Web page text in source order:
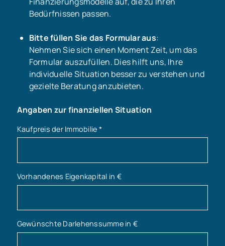
Bedürfnissen passen.
Bitte füllen Sie das Formular aus:
Nehmen Sie sich einen Moment Zeit, um das
Formular auszufüllen. Dies hilft uns, Ihre
individuelle Situation besser zu verstehen und
gezielte Beratung anzubieten.
Angaben zur finanziellen Situation
Kaufpreis der Immobilie *
Vorhandenes Eigenkapital in €
Gewünschte Darlehenssumme in €